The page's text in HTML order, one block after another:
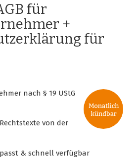
für
+
für
nach § 19 UStG
von der
& schnell verfügbar